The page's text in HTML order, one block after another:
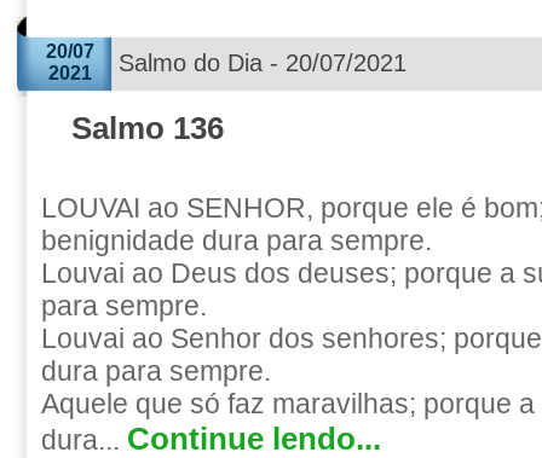
20/07
2021
Salmo do Dia - 20/07/2021
Salmo 136
LOUVAI ao SENHOR, porque ele é
benignidade dura para sempre.
Louvai ao Deus dos deuses; porque a
para sempre.
Louvai ao Senhor dos senhores;
dura para sempre.
Aquele que só faz maravilhas; porque
dura... Continue lendo...